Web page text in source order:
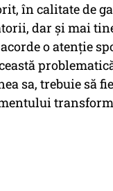
în calitate de
dar şi mai
o atenţie
sa, trebuie să fie